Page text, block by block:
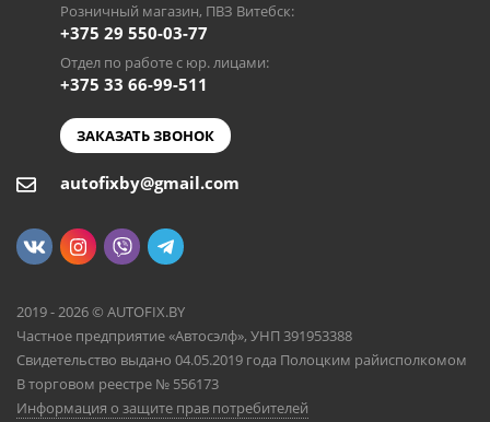
Розничный магазин, ПВЗ Витебск:
+375 29 550-03-77
Отдел по работе с юр. лицами:
+375 33 66-99-511
ЗАКАЗАТЬ ЗВОНОК
autofixby@gmail.com
2019 - 2026 © AUTOFIX.BY
Частное предприятие «Автосэлф», УНП 391953388
Свидетельство выдано 04.05.2019 года Полоцким райисполкомом
В торговом реестре № 556173
Информация о защите прав потребителей